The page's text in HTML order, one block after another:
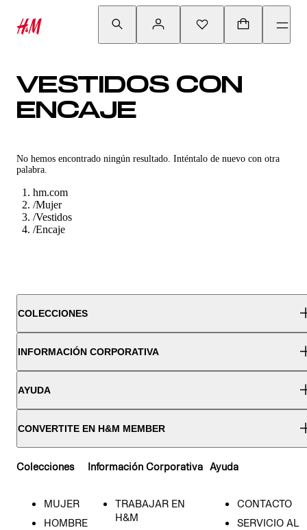
VESTIDOS CON
ENCAJE
No hemos encontrado ningún resultado. Inténtalo de nuevo con otra
palabra.
hm.com
/Mujer
/Vestidos
/Encaje
COLECCIONES
INFORMACIÓN CORPORATIVA
AYUDA
CONVERTITE EN H&M MEMBER
Colecciones
MUJER
HOMBRE
Información Corporativa
TRABAJAR EN
H&M
Ayuda
CONTACTO
SERVICIO AL